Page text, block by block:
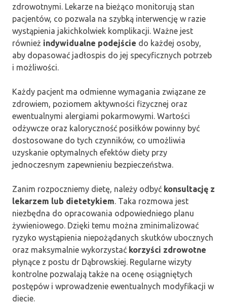
zdrowotnymi. Lekarze na bieżąco monitorują stan
pacjentów, co pozwala na szybką interwencję w razie
wystąpienia jakichkolwiek komplikacji. Ważne jest
również indywidualne podejście do każdej osoby,
aby dopasować jadłospis do jej specyficznych potrzeb
i możliwości.
Każdy pacjent ma odmienne wymagania związane ze
zdrowiem, poziomem aktywności fizycznej oraz
ewentualnymi alergiami pokarmowymi. Wartości
odżywcze oraz kaloryczność posiłków powinny być
dostosowane do tych czynników, co umożliwia
uzyskanie optymalnych efektów diety przy
jednoczesnym zapewnieniu bezpieczeństwa.
Zanim rozpoczniemy dietę, należy odbyć konsultację z
lekarzem lub dietetykiem . Taka rozmowa jest
niezbędna do opracowania odpowiedniego planu
żywieniowego. Dzięki temu można zminimalizować
ryzyko wystąpienia niepożądanych skutków ubocznych
oraz maksymalnie wykorzystać korzyści zdrowotne
płynące z postu dr Dąbrowskiej. Regularne wizyty
kontrolne pozwalają także na ocenę osiągniętych
postępów i wprowadzenie ewentualnych modyfikacji w
diecie.